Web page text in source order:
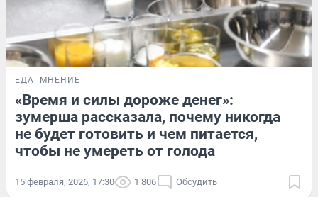
ЕДА МНЕНИЕ
«Время и силы дороже денег»:
зумерша рассказала, почему никогда
не будет готовить и чем питается,
чтобы не умереть от голода
15 февраля, 2026, 17:30 1 806 Обсудить